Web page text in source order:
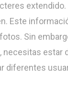
Este
Sin
necesitas estar
diferentes